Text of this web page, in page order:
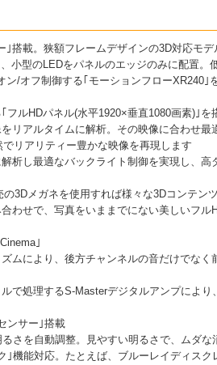
搭載。狭額フレームデザインの3D対応モデ
小型のLEDをパネルのエッジのみに配置。
/オフ制御する｢モーションフローXR240｣
ルHDパネル(水平1920×垂直1080画素)｣
リアルタイムに解析。その映像に合わせ
リアリティー豊かな映像を再現します
析し最適なバックライト制御を実現し、
3Dメガネを使用すれば様々な3Dコンテン
わせで、写真をいままでにない美しいフ
｣
ムにより、後方チャンネルの音だけでな
で処理するS-Masterデジタルアンプによ
ンサー｣搭載
さを自動調整。見やすい明るさで、ムダな
機能対応。たとえば、ブルーレイディス